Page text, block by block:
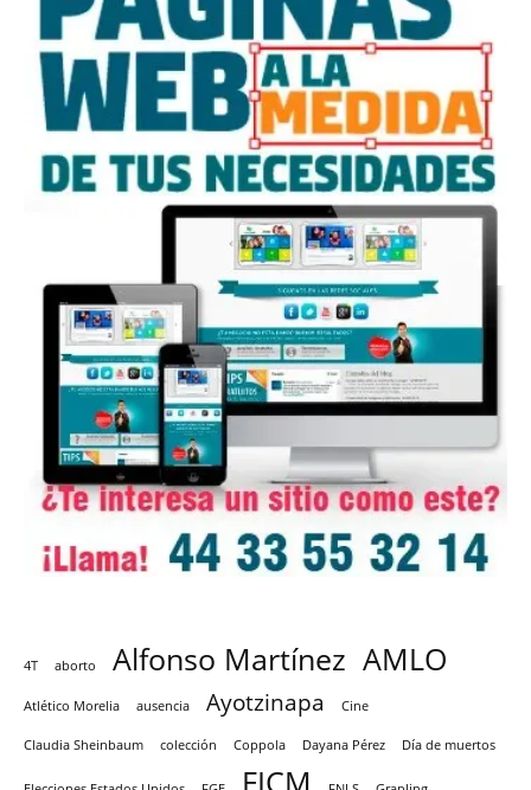
4T aborto Alfonso Martínez AMLO
Atlético Morelia ausencia Ayotzinapa Cine
Claudia Sheinbaum colección Coppola Dayana Pérez Día de muertos